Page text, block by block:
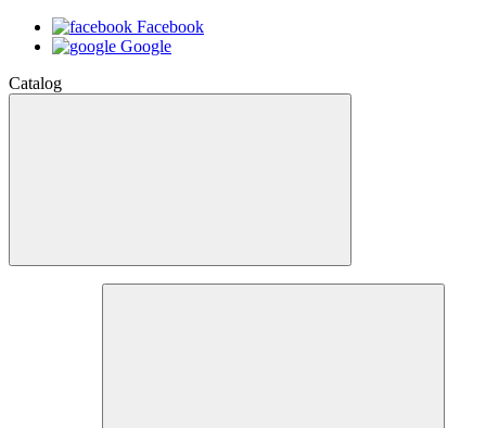
Facebook
Google
Catalog